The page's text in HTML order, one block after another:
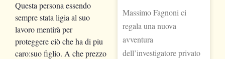
Questa persona essendo
sempre stata ligia al suo
lavoro mentirà per
proteggere ciò che ha di piu
caro:suo figlio. A che prezzo
Massimo Fagnoni ci
regala una nuova
avventura
dell’investigatore privato